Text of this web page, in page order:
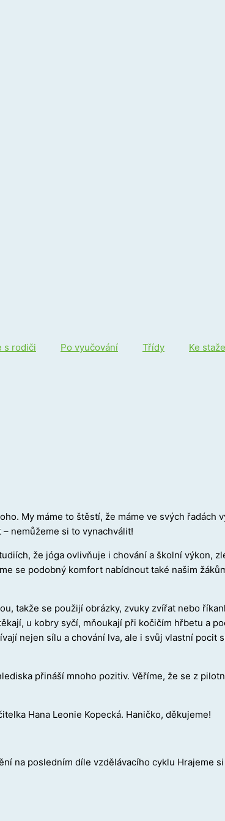
s rodiči Po vyučování Třídy Ke
My máme to štěstí, že máme ve svých
nemůžeme si to vynachválit!
že jóga ovlivňuje i chování a školní výkon,
se podobný komfort nabídnout také našim
takže se použijí obrázky, zvuky zvířat nebo
u kobry syčí, mňoukají při kočičím hřbetu a
nejen sílu a chování lva, ale i svůj vlastní pocit
přináší mnoho pozitiv. Věříme, že se z
Hana Leonie Kopecká. Haničko, děkujeme!
na posledním díle vzdělávacího cyklu Hrajeme